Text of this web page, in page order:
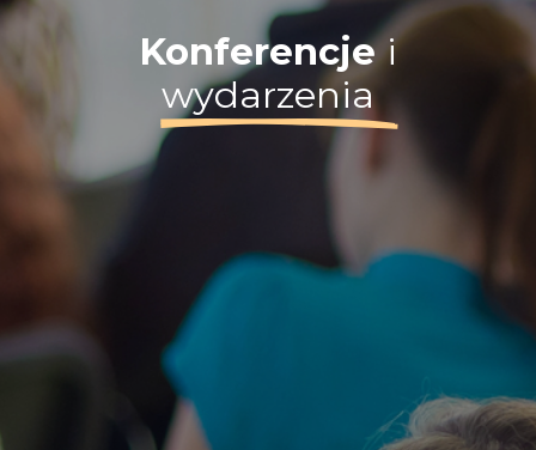
Konferencje i
wydarzenia